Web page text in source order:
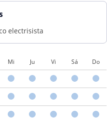
electrisista
Mi Ju Vi Sá Do